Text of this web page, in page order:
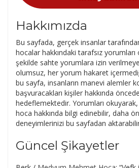
Hakkımızda
Bu sayfada, gerçek insanlar
hocalar hakkındaki tarafsız
şekilde sahte yorumlara izin
olumsuz, her yorum hakaret
bu sayfa, insanların manevi alemler
başvuracakları kişiler hakkında
hedeflemektedir. Yorumları okuyarak,
hoca hakkında bilgi edinebilir, daha
deneyimlerinizi bu sayfadan
Güncel Şikayetler